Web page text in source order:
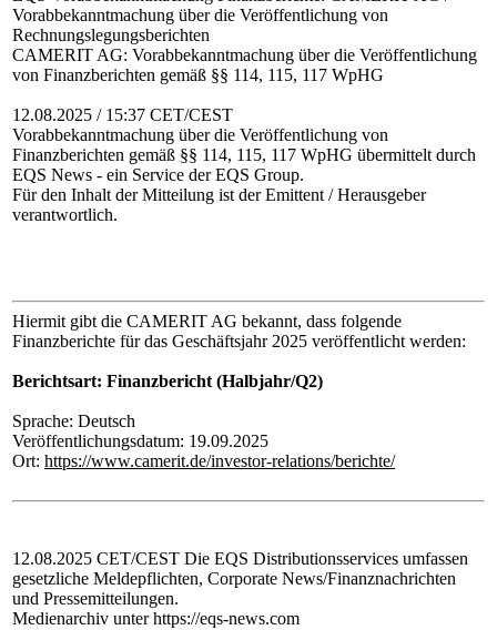
Vorabbekanntmachung über die Veröffentlichung von
Rechnungslegungsberichten
CAMERIT AG: Vorabbekanntmachung über die Veröffentlichung
von Finanzberichten gemäß §§ 114, 115, 117 WpHG
12.08.2025 / 15:37 CET/CEST
Vorabbekanntmachung über die Veröffentlichung von
Finanzberichten gemäß §§ 114, 115, 117 WpHG übermittelt durch
EQS News - ein Service der EQS Group.
Für den Inhalt der Mitteilung ist der Emittent / Herausgeber
verantwortlich.
Hiermit gibt die CAMERIT AG bekannt, dass folgende
Finanzberichte für das Geschäftsjahr 2025 veröffentlicht werden:
Berichtsart: Finanzbericht (Halbjahr/Q2)
Sprache: Deutsch
Veröffentlichungsdatum: 19.09.2025
Ort: https://www.camerit.de/investor-relations/berichte/
12.08.2025 CET/CEST Die EQS Distributionsservices umfassen
gesetzliche Meldepflichten, Corporate News/Finanznachrichten
und Pressemitteilungen.
Medienarchiv unter https://eqs-news.com